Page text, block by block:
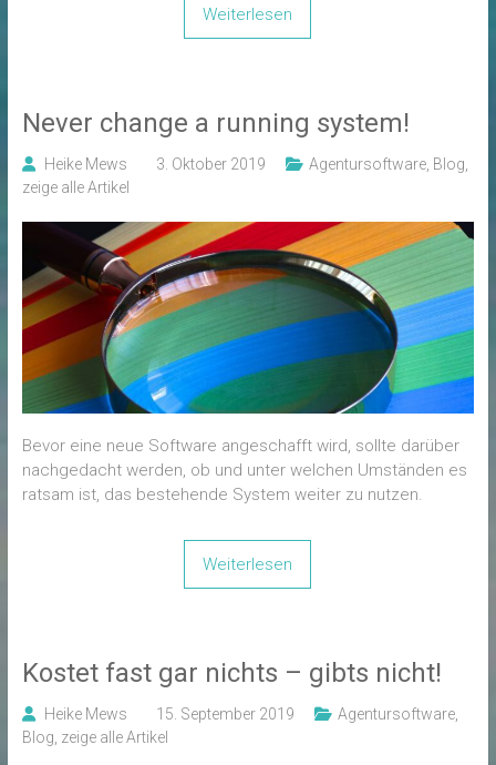
Weiterlesen
Never change a running system!
Heike Mews 3. Oktober 2019 Agentursoftware, Blog,
zeige alle Artikel
Bevor eine neue Software angeschafft wird, sollte darüber
nachgedacht werden, ob und unter welchen Umständen es
ratsam ist, das bestehende System weiter zu nutzen.
Weiterlesen
Kostet fast gar nichts – gibts nicht!
Heike Mews 15. September 2019 Agentursoftware,
Blog zeige alle Artikel